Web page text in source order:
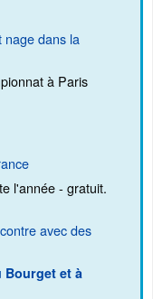
nage dans la
à Paris
l'année - gratuit.
avec des
et à